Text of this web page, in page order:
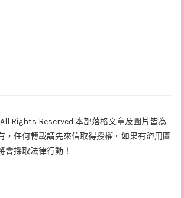
Rights Reserved 本部落格文章及圖片皆為
，任何轉載請先來信取得授權。如果有盜用圖
會採取法律行動！